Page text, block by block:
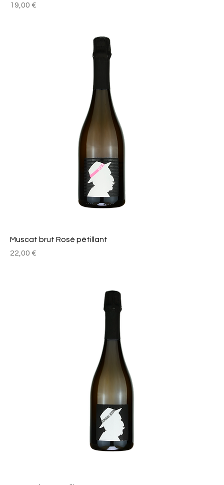
Prix
19,00 €
Muscat brut Rosé pétillant
Prix
22,00 €